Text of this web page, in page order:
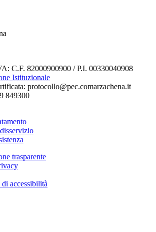
C.F. 82000900900 / P.I. 00330040908
Istituzionale
protocollo@pec.comarzachena.it
849300
trasparente
accessibilità